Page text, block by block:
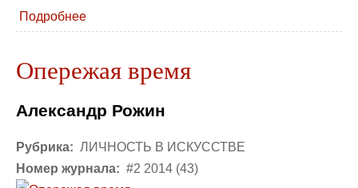
Подробнее
Опережая время
Александр Рожин
Рубрика: ЛИЧНОСТЬ В ИСКУССТВЕ
Номер журнала: #2 2014 (43)